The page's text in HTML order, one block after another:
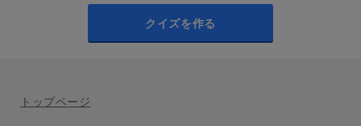
クイズを作る
トップページ